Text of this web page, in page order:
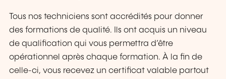
Tous nos techniciens sont accrédités pour donner
des formations de qualité. Ils ont acquis un niveau
de qualification qui vous permettra d’être
opérationnel après chaque formation. À la fin de
celle-ci, vous recevez un certificat valable partout